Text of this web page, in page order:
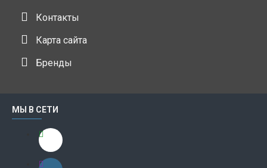
Контакты
Карта сайта
Бренды
МЫ В СЕТИ